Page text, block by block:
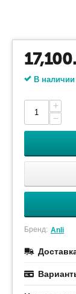
В наличии
+
−
Бренд: Anli